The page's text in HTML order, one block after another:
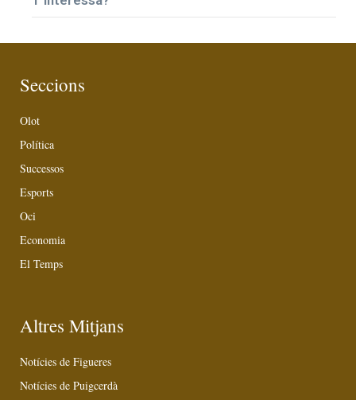
Seccions
Olot
Política
Successos
Esports
Oci
Economia
El Temps
Altres Mitjans
Notícies de Figueres
Notícies de Puigcerdà